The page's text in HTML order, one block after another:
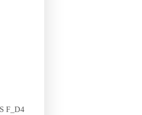
F_D4